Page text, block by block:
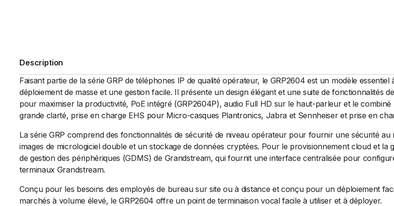
Description
Faisant partie de la série GRP de téléphones IP de qualité opérateur, le GRP2604 est un modèle
déploiement de masse et une gestion facile. Il présente un design élégant et une suite de fonctionnalités
pour maximiser la productivité, PoE intégré (GRP2604P), audio Full HD sur le haut-parleur et le
grande clarté, prise en charge EHS pour Micro-casques Plantronics, Jabra et Sennheiser et prise en
La série GRP comprend des fonctionnalités de sécurité de niveau opérateur pour fournir une sécurité
images de micrologiciel double et un stockage de données cryptées. Pour le provisionnement cloud et
de gestion des périphériques (GDMS) de Grandstream, qui fournit une interface centralisée pour
terminaux Grandstream.
Conçu pour les besoins des employés de bureau sur site ou à distance et conçu pour un déploiement
marchés à volume élevé, le GRP2604 offre un point de terminaison vocal facile à utiliser et à déployer.